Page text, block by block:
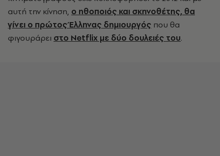
αυτή την κίνηση, ο ηθοποιός και σκηνοθέτης, θα
γίνει ο πρώτος Έλληνας δημιουργός που θα
φιγουράρει στο Netflix με δύο δουλειές του.